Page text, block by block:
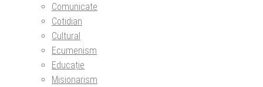
Comunicate
Cotidian
Cultural
Ecumenism
Educație
Misionarism